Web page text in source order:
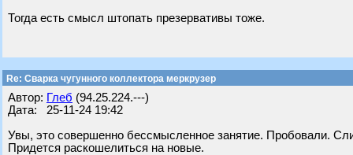
Тогда есть смысл штопать презервативы тоже.
Re: Сварка чугунного коллектора меркрузер
Автор: Глеб (94.25.224.---)
Дата: 25-11-24 19:42
Увы, это совершенно бессмысленное занятие. Пробовали.
Придется раскошелиться на новые.